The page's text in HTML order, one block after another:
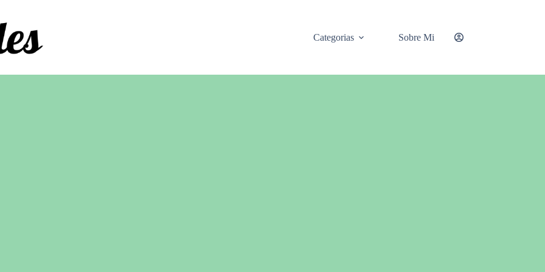
Categorias Sobre Mi